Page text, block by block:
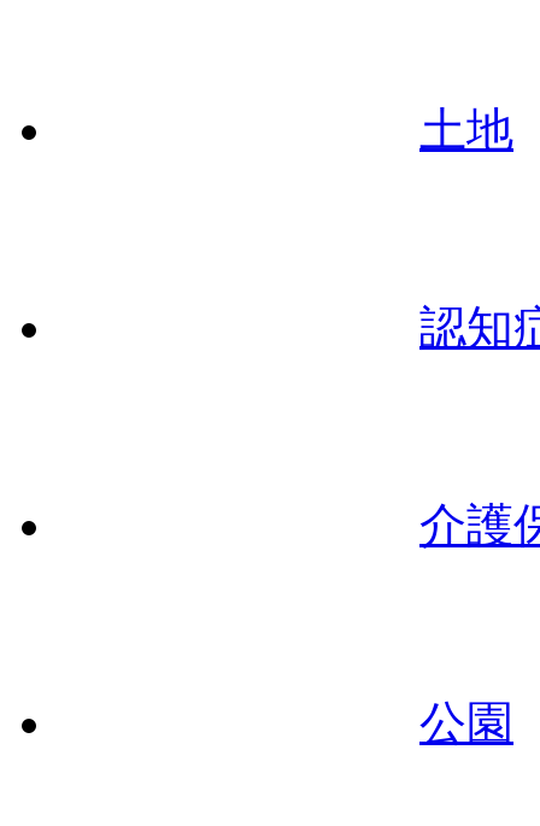
土地
認知
介護
公園